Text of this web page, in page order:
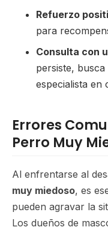
Refuerzo
para
Consulta con
persiste,
especialista en
Errores
Perro Muy
Al enfrentarse al
muy miedoso, es
pueden agravar la
Los dueños de